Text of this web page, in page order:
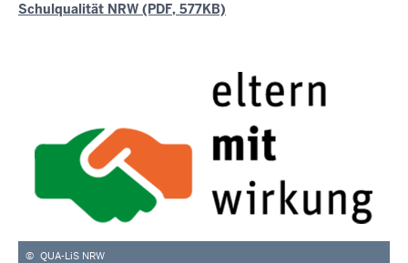
Schulqualität NRW (PDF, 577KB)
© QUA-LiS NRW